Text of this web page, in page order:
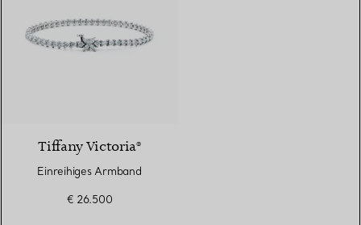
Tiffany Victoria®
Einreihiges Armband
€ 26.500